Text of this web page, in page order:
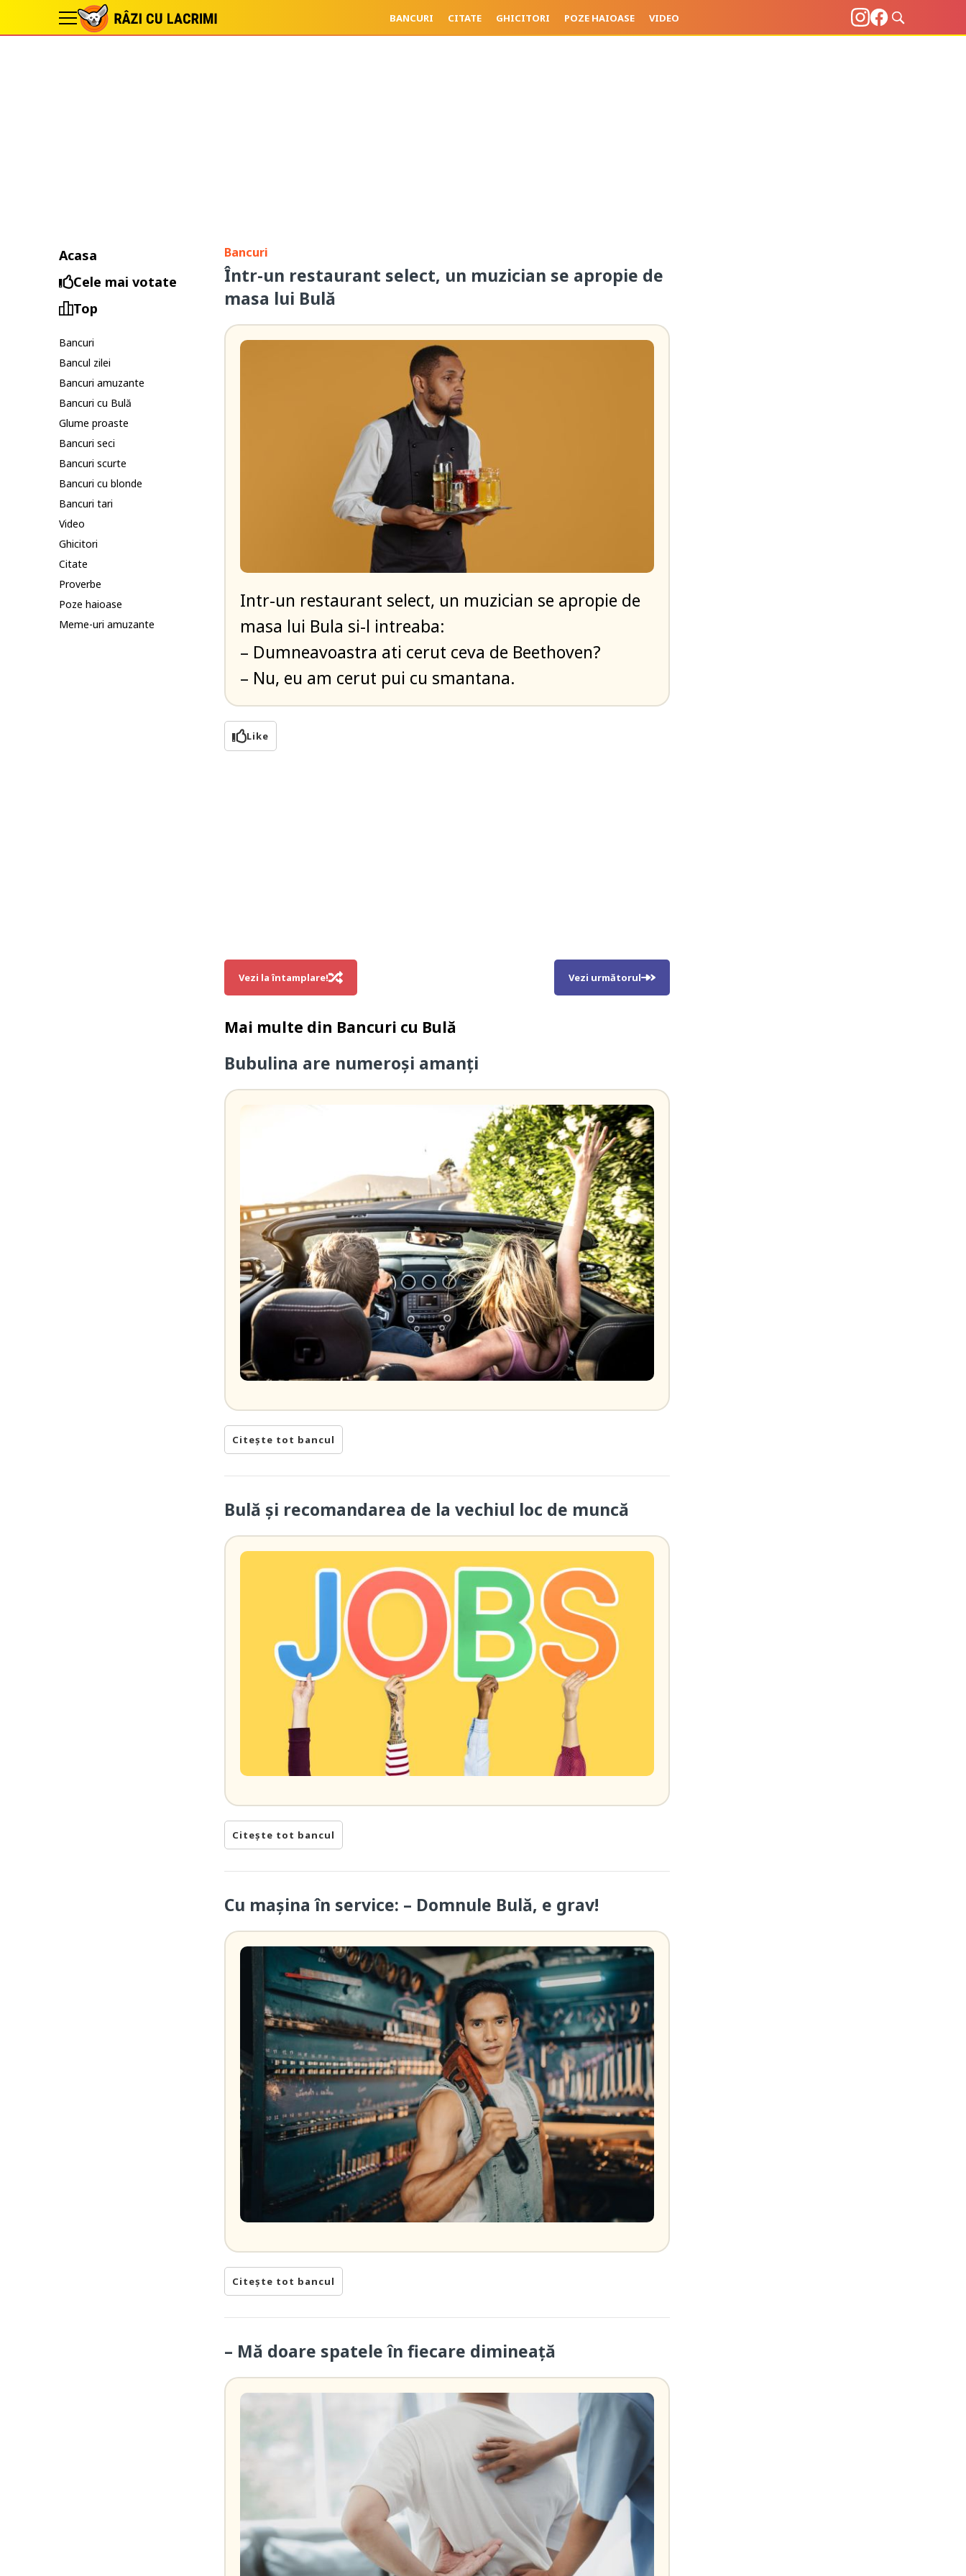
BANCURI CITATE GHICITORI POZE HAIOASE VIDEO
Acasa
Cele mai votate
Top
Bancuri
Bancul zilei
Bancuri amuzante
Bancuri cu Bulă
Glume proaste
Bancuri seci
Bancuri scurte
Bancuri cu blonde
Bancuri tari
Video
Ghicitori
Citate
Proverbe
Poze haioase
Meme-uri amuzante
Bancuri
Într-un restaurant select, un muzician se apropie de
masa lui Bulă
Intr-un restaurant select, un muzician se apropie de
masa lui Bula si-l intreaba:
– Dumneavoastra ati cerut ceva de Beethoven?
– Nu, eu am cerut pui cu smantana.
Like
Vezi la întamplare! Vezi următorul
Mai multe din Bancuri cu Bulă
Bubulina are numeroși amanți
Citește tot bancul
Bulă şi recomandarea de la vechiul loc de muncă
Citește tot bancul
Cu maşina în service: – Domnule Bulă, e grav!
Citește tot bancul
– Mă doare spatele în fiecare dimineață